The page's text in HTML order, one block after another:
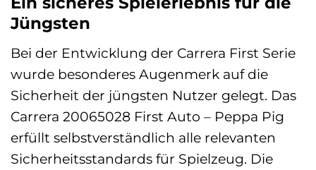
Jüngsten
Bei der Entwicklung der Carrera First Serie
wurde besonderes Augenmerk auf die
Sicherheit der jüngsten Nutzer gelegt. Das
Carrera 20065028 First Auto – Peppa Pig
erfüllt selbstverständlich alle relevanten
Sicherheitsstandards für Spielzeug. Die